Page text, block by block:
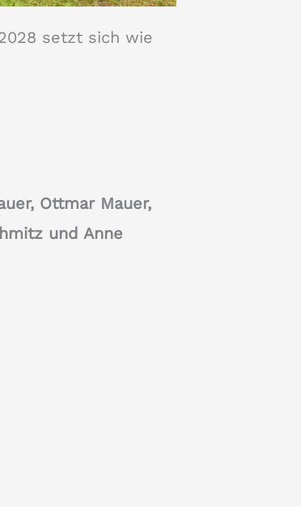
setzt sich wie
Ottmar Mauer,
und Anne